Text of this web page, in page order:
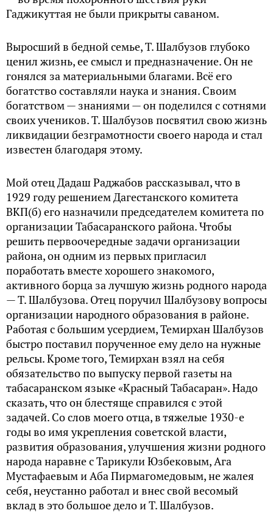
Гаджикуттая не были прикрыты саваном.
Выросший в бедной семье, Т. Шалбузов глубоко
ценил жизнь, ее смысл и предназначение. Он не
гонялся за материальными благами. Всё его
богатство составляли наука и знания. Своим
богатством — знаниями — он поделился с сотнями
своих учеников. Т. Шалбузов посвятил свою жизнь
ликвидации безграмотности своего народа и стал
известен благодаря этому.
Мой отец Дадаш Раджабов рассказывал, что в
1929 году решением Дагестанского комитета
ВКП(б) его назначили председателем комитета по
организации Табасаранского района. Чтобы
решить первоочередные задачи организации
района, он одним из первых пригласил
поработать вместе хорошего знакомого,
активного борца за лучшую жизнь родного народа
— Т. Шалбузова. Отец поручил Шалбузову вопросы
организации народного образования в районе.
Работая с большим усердием, Темирхан Шалбузов
быстро поставил порученное ему дело на нужные
рельсы. Кроме того, Темирхан взял на себя
обязательство по выпуску первой газеты на
табасаранском языке «Красный Табасаран». Надо
сказать, что он блестяще справился с этой
задачей. Со слов моего отца, в тяжелые 1930-е
годы во имя укрепления советской власти,
развития образования, улучшения жизни родного
народа наравне с Тарикули Юзбековым, Ага
Мустафаевым и Аба Пирмагомедовым, не жалея
себя, неустанно работал и внес свой весомый
вклад в это большое дело и Т. Шалбузов.